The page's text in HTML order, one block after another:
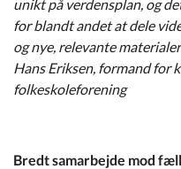
unikt på verdensplan, og
for blandt andet at dele
og nye, relevante
Hans Eriksen, formand for
folkeskoleforening
Bredt samarbejde mod